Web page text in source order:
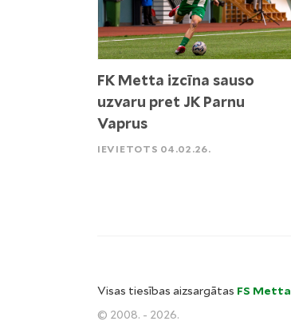
FK Metta izcīna sauso
uzvaru pret JK Parnu
Vaprus
IEVIETOTS 04.02.26.
Visas tiesības aizsargātas FS Metta
© 2008. - 2026.